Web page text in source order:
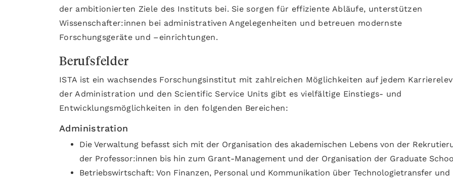
der ambitionierten Ziele des Instituts bei. Sie sorgen für effiziente Abläufe, unterstützen
Wissenschafter:innen bei administrativen Angelegenheiten und betreuen modernste
Forschungsgeräte und –einrichtungen.
Berufsfelder
ISTA ist ein wachsendes Forschungsinstitut mit zahlreichen Möglichkeiten auf jedem
der Administration und den Scientific Service Units gibt es vielfältige Einstiegs- und
Entwicklungsmöglichkeiten in den folgenden Bereichen:
Administration
Die Verwaltung befasst sich mit der Organisation des akademischen Lebens von der
der Professor:innen bis hin zum Grant-Management und der Organisation der Graduate
Betriebswirtschaft: Von Finanzen, Personal und Kommunikation über Technologietransfer und